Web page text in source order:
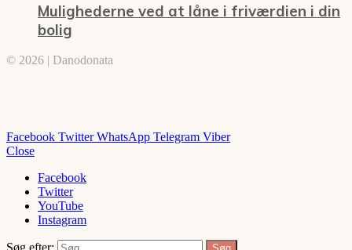
Mulighederne ved at låne i friværdien i din
bolig
© 2026 | Danodonata
Facebook Twitter WhatsApp Telegram Viber
Close
Facebook
Twitter
YouTube
Instagram